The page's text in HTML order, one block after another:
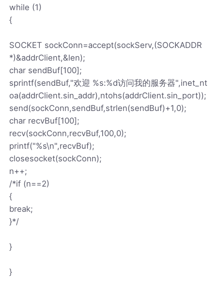
while (1)
{
SOCKET sockConn=accept(sockServ,(SOCKADDR
*)&addrClient,&len);
char sendBuf[100];
sprintf(sendBuf,"欢迎 %s:%d访问我的服务器",inet_nt
oa(addrClient.sin_addr),ntohs(addrClient.sin_port));
send(sockConn,sendBuf,strlen(sendBuf)+1,0);
char recvBuf[100];
recv(sockConn,recvBuf,100,0);
printf("%s\n",recvBuf);
closesocket(sockConn);
n++;
/*if (n==2)
{
break;
}*/
}
}